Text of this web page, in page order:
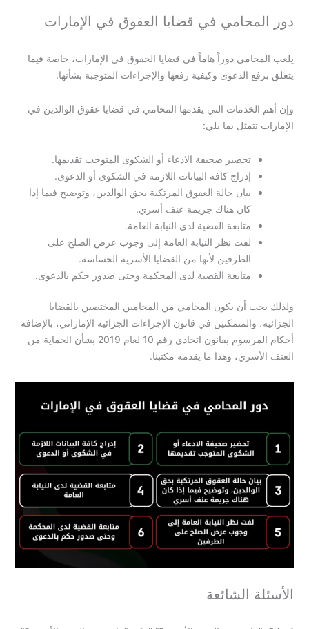
دور المحامي في قضايا العقوق في الإمارات
يلعب المحامي دوراً هاماً في قضايا الحقوق في الإمارات، خاصة فيما
يتعلق برفع الدعوى وكيفية رفعها والإجراءات المتوجبة بشأنها.
وإن أهم الخدمات التي يقدمها المحامي في قضايا عقوق الوالدين في
الإمارات تتمثل بما يلي:
تحضير صحيفة الادعاء أو الشكوى المتوجب تقديمها.
إدراج كافة البيانات اللازمة في الشكوى أو الدعوى.
بيان حالة العقوق المرتكبة بحق الوالدين، وتوضيح فيما إذا
كان هناك جريمة عنف أسري.
متابعة القضية لدى النيابة العامة.
لفت نظر النيابة العامة إلى وجوب عرض الصلح على
الطرفين لأنها من القضايا الأسرية الحساسة.
متابعة القضية لدى المحكمة وحتى صدور حكم بالدعوى.
ولذلك يجب أن يكون المحامي من المحامين المختصين بالقضايا
الجزائية، والمتمكنين في قانون الإجراءات الجزائية الإماراتي، بالإضافة
أحكام المرسوم بقانون اتحادي رقم 10 لعام 2019 بشأن الحماية من
العنف الأسري، وهذا ما يقدمه مكتبنا.
الأسئلة الشائعة